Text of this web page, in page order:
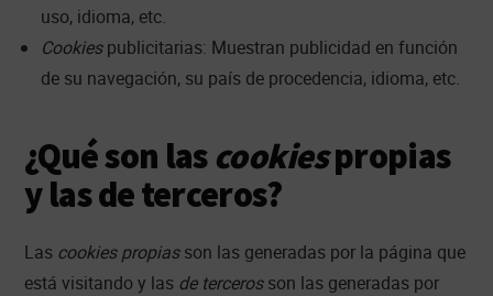
uso, idioma, etc.
Cookiespublicitarias: Muestran publicidad en función
de su navegación, su país de procedencia, idioma, etc.
¿Qué son las cookiespropias
y las de terceros?
Las cookies propiasson las generadas por la página que
está visitando y las de tercerosson las generadas por